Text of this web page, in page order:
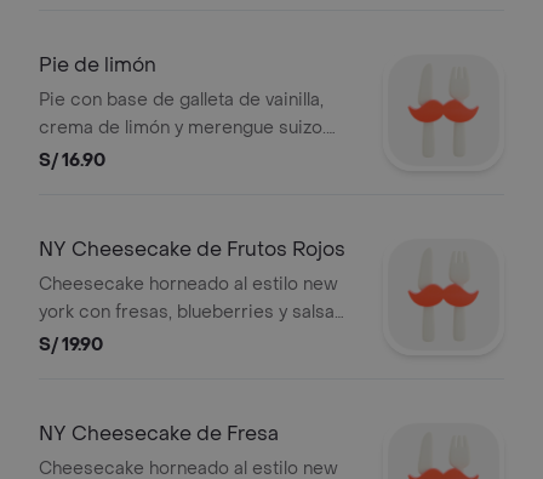
Pie de limón
Pie con base de galleta de vainilla,
crema de limón y merengue suizo.
combinación perfecta entre dulce y
S/ 16.90
NY Cheesecake de Frutos Rojos
Cheesecake horneado al estilo new
york con fresas, blueberries y salsa
de fresa.
S/ 19.90
NY Cheesecake de Fresa
Cheesecake horneado al estilo new